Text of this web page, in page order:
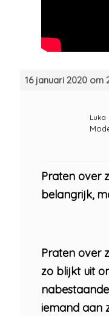
16 januari 2020 om
Luka
Praten over
belangrijk,
Praten over
zo blijkt uit
iemand aan